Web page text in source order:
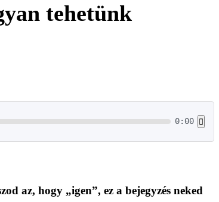
tehetünk
0:00
az, hogy „igen”, ez a bejegyzés neked